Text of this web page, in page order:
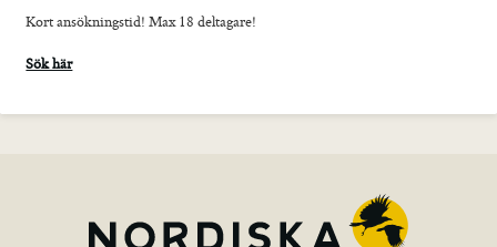
Film
Teater
Kort ansökningstid! Max 18 deltagare!
Sök här